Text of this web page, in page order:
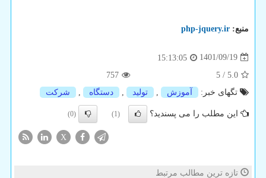
منبع: php-jquery.ir
1401/09/19
15:13:05
5.0
/
5
757
تگهای خبر:
آموزش تولید دستگاه شركت
این مطلب را می پسندید؟ (1)
(0)
X
تازه ترین مطالب مرتبط